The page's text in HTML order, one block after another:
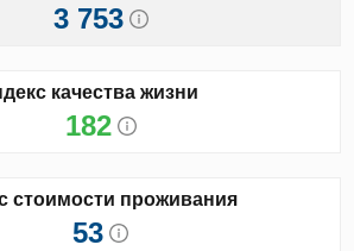
3 753
качества жизни
182
стоимости проживания
53